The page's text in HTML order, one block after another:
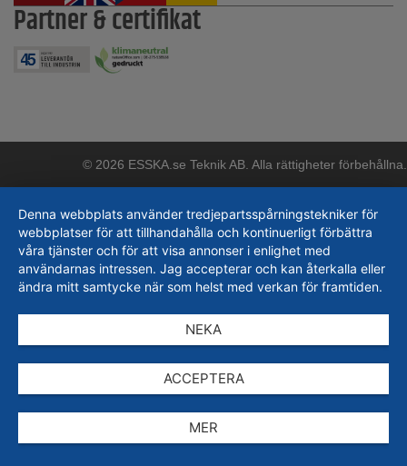
Partner & certifikat
© 2026 ESSKA.se Teknik AB. Alla rättigheter förbehållna.
Denna webbplats använder tredjepartsspårningstekniker för
webbplatser för att tillhandahålla och kontinuerligt förbättra
våra tjänster och för att visa annonser i enlighet med
användarnas intressen. Jag accepterar och kan återkalla eller
ändra mitt samtycke när som helst med verkan för framtiden.
NEKA
ACCEPTERA
MER